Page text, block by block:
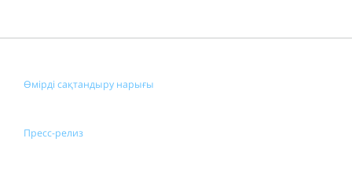
Өмірді сақтандыру нарығы
Пресс-релиз